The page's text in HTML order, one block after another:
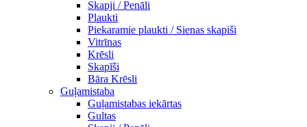
Skapji / Penāli
Plaukti
Piekaramie plaukti / Sienas skapiši
Vitrīnas
Krēsli
Skapīši
Bāra Krēsli
Guļamistaba
Guļamistabas iekārtas
Gultas